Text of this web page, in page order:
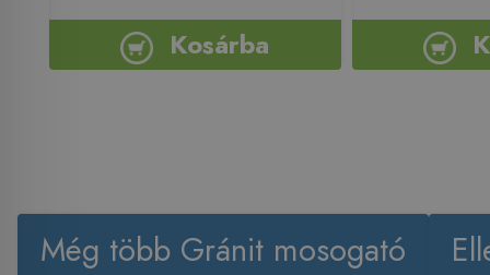
Kosárba
Még több Gránit mosogató